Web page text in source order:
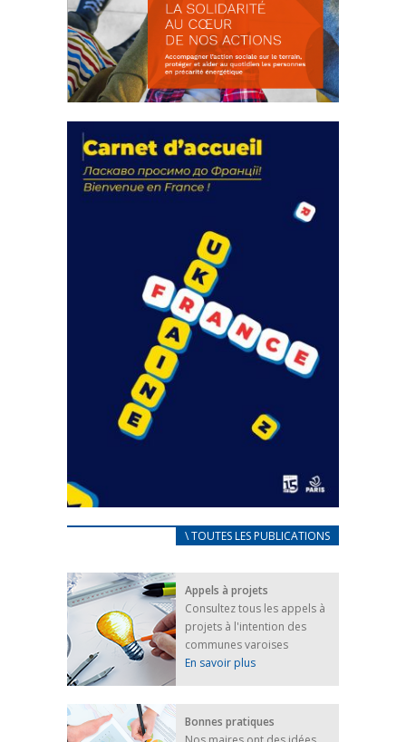
actions
18 septembre 2023
FEUILLETER
CARNET D’ACCUEIL
25 avril 2022
Afin d’accompagner au mieux les réfugiés
ukrainiens arrivés en France,...
FEUILLETER
\ TOUTES LES PUBLICATIONS
Appels à projets
Consultez tous les appels à
projets à l'intention des
communes varoises
En savoir plus
Bonnes pratiques